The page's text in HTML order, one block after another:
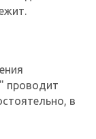
проводит
в